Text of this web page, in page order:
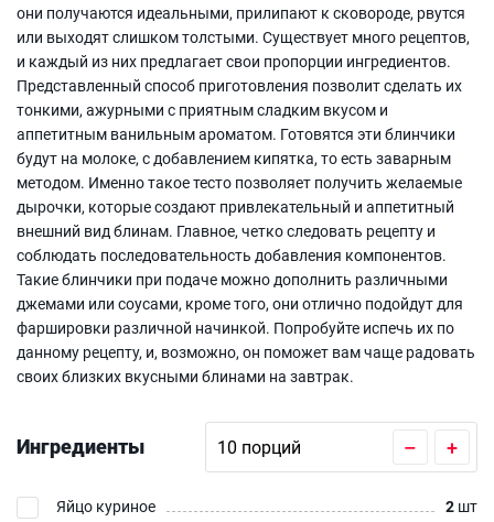
они получаются идеальными, прилипают к сковороде, рвутся
или выходят слишком толстыми. Существует много рецептов,
и каждый из них предлагает свои пропорции ингредиентов.
Представленный способ приготовления позволит сделать их
тонкими, ажурными с приятным сладким вкусом и
аппетитным ванильным ароматом. Готовятся эти блинчики
будут на молоке, с добавлением кипятка, то есть заварным
методом. Именно такое тесто позволяет получить желаемые
дырочки, которые создают привлекательный и аппетитный
внешний вид блинам. Главное, четко следовать рецепту и
соблюдать последовательность добавления компонентов.
Такие блинчики при подаче можно дополнить различными
джемами или соусами, кроме того, они отлично подойдут для
фаршировки различной начинкой. Попробуйте испечь их по
данному рецепту, и, возможно, он поможет вам чаще радовать
своих близких вкусными блинами на завтрак.
Ингредиенты – +
Яйцо куриное 2 шт